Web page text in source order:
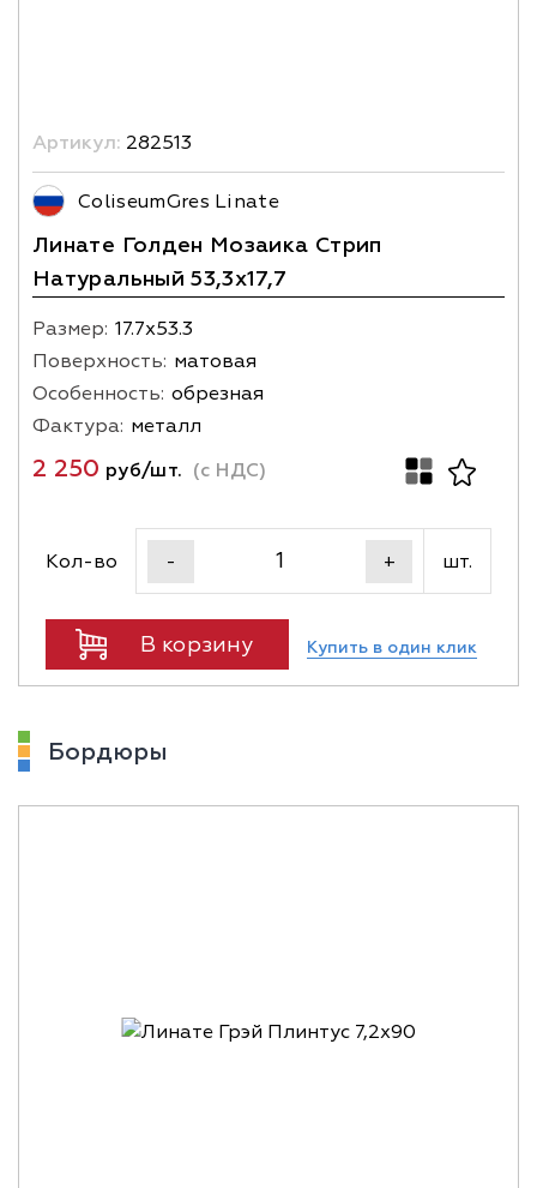
Артикул: 282513
ColiseumGres Linate
Линате Голден Мозаика Стрип
Натуральный 53,3х17,7
Размер: 17.7х53.3
Поверхность: матовая
Особенность: обрезная
Фактура: металл
2 250 руб/шт. (с НДС)
Кол-во - + шт.
В корзину Купить в один клик
Бордюры